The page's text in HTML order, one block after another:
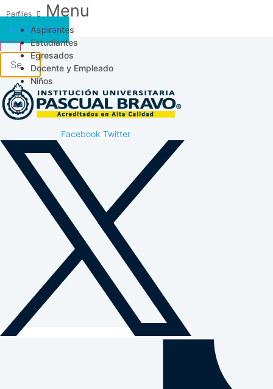
Menu
Aspirantes
Estudiantes
Egresados
Docente y Empleado
Niños
Acceso SICAU
Facebook Twitter